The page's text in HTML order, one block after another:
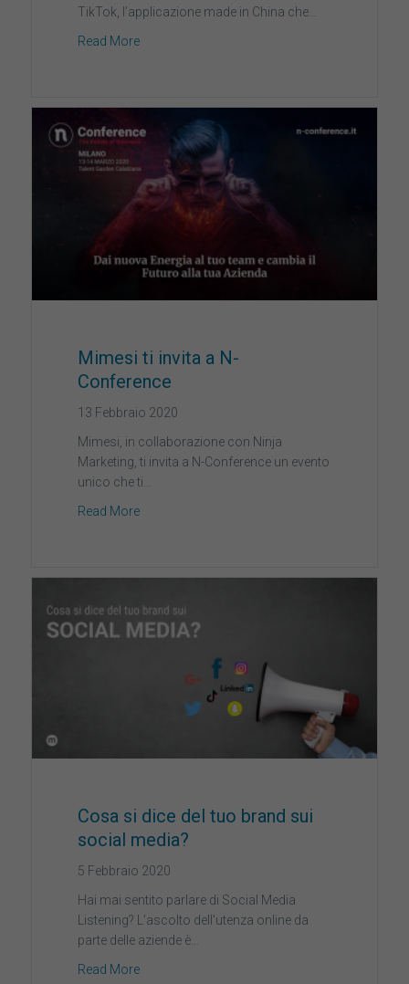
TikTok, l’applicazione made in China che…
Read More
Mimesi ti invita a N-
Conference
13 Febbraio 2020
Mimesi, in collaborazione con Ninja
Marketing, ti invita a N-Conference un evento
unico che ti…
Read More
Cosa si dice del tuo brand sui
social media?
5 Febbraio 2020
Hai mai sentito parlare di Social Media
Listening? L’ascolto dell’utenza online da
parte delle aziende è…
Read More